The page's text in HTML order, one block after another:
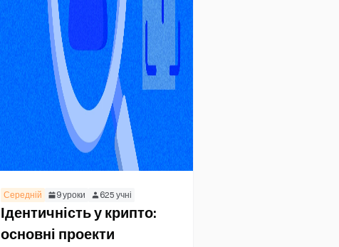
Середній 9уроки 625 учні
Ідентичність у крипто:
основні проекти